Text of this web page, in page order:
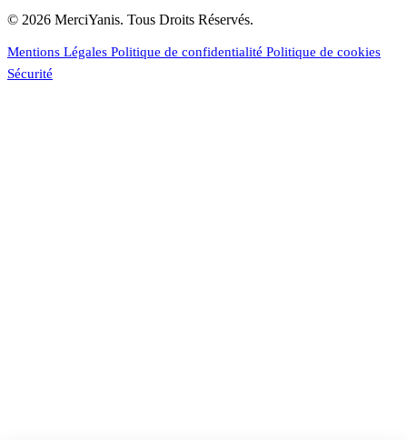
© 2026 MerciYanis. Tous Droits Réservés.
Mentions Légales Politique de confidentialité Politique de cookies
Sécurité